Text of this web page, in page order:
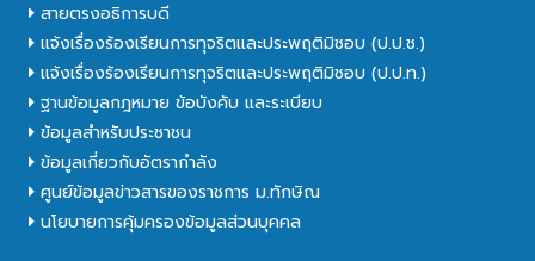
สายตรงอธิการบดี
แจ้งเรื่องร้องเรียนการทุจริตและประพฤติมิชอบ (ป.ป.ช.)
แจ้งเรื่องร้องเรียนการทุจริตและประพฤติมิชอบ (ป.ป.ท.)
ฐานข้อมูลกฎหมาย ข้อบังคับ และระเบียบ
ข้อมูลสำหรับประชาชน
ข้อมูลเกี่ยวกับอัตรากำลัง
ศูนย์ข้อมูลข่าวสารของราชการ ม.ทักษิณ
นโยบายการคุ้มครองข้อมูลส่วนบุคคล